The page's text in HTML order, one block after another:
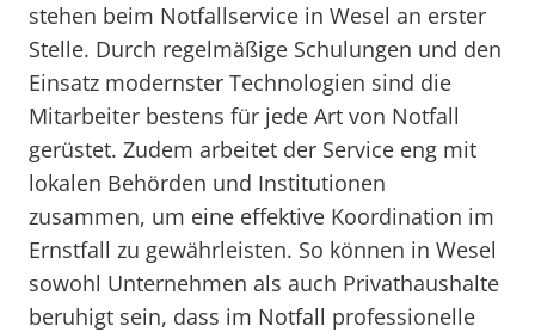
stehen beim Notfallservice in Wesel an erster
Stelle. Durch regelmäßige Schulungen und den
Einsatz modernster Technologien sind die
Mitarbeiter bestens für jede Art von Notfall
gerüstet. Zudem arbeitet der Service eng mit
lokalen Behörden und Institutionen
zusammen, um eine effektive Koordination im
Ernstfall zu gewährleisten. So können in Wesel
sowohl Unternehmen als auch Privathaushalte
beruhigt sein, dass im Notfall professionelle